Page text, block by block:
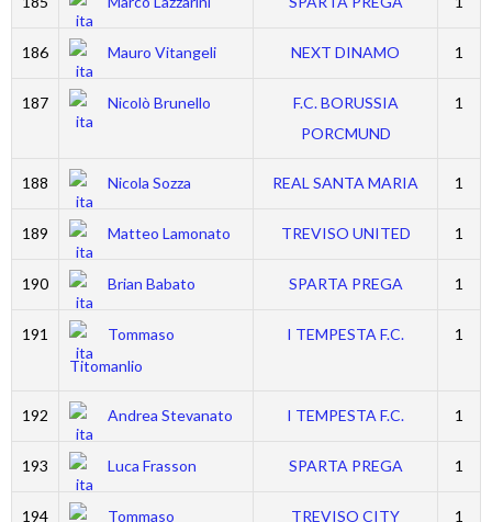
186 Mauro Vitangeli NEXT DINAMO 1
187 Nicolò Brunello
F.C. BORUSSIA
PORCMUND
1
188 Nicola Sozza REAL SANTA MARIA 1
189 Matteo Lamonato TREVISO UNITED 1
190 Brian Babato SPARTA PREGA 1
191
Tommaso
Titomanlio
I TEMPESTA F.C. 1
192 Andrea Stevanato I TEMPESTA F.C. 1
193 Luca Frasson SPARTA PREGA 1
194
Tommaso
TREVISO CITY 1